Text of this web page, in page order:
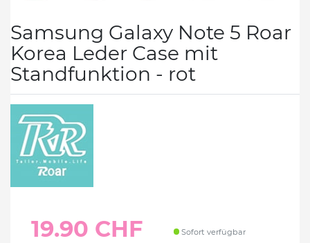
Samsung Galaxy Note 5 Roar
Korea Leder Case mit
Standfunktion - rot
19.90 CHF Sofort verfügbar